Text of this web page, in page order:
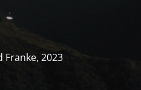
2023